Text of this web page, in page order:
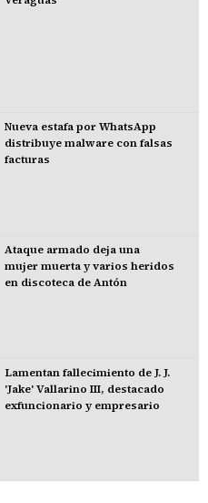
Nueva estafa por WhatsApp
distribuye malware con falsas
facturas
Ataque armado deja una
mujer muerta y varios heridos
en discoteca de Antón
Lamentan fallecimiento de J. J.
'Jake' Vallarino III, destacado
exfuncionario y empresario